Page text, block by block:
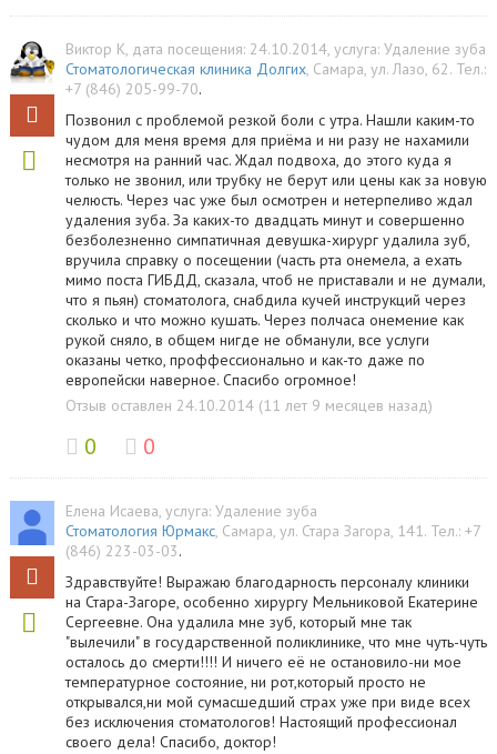
Виктор К, дата посещения: 24.10.2014, услуга: Удаление зуба
Стоматологическая клиника Долгих, Самара, ул. Лазо, 62. Тел.:
+7 (846) 205-99-70.
Позвонил с проблемой резкой боли с утра. Нашли каким-то
чудом для меня время для приёма и ни разу не нахамили
несмотря на ранний час. Ждал подвоха, до этого куда я
только не звонил, или трубку не берут или цены как за новую
челюсть. Через час уже был осмотрен и нетерпеливо ждал
удаления зуба. За каких-то двадцать минут и совершенно
безболезненно симпатичная девушка-хирург удалила зуб,
вручила справку о посещении (часть рта онемела, а ехать
мимо поста ГИБДД, сказала, чтоб не приставали и не думали,
что я пьян) стоматолога, снабдила кучей инструкций через
сколько и что можно кушать. Через полчаса онемение как
рукой сняло, в общем нигде не обманули, все услуги
оказаны четко, проффессионально и как-то даже по
европейски наверное. Спасибо огромное!
Отзыв оставлен 24.10.2014 (11 лет 9 месяцев назад)
0 0
Елена Исаева, услуга: Удаление зуба
Стоматология Юрмакс, Самара, ул. Стара Загора, 141. Тел.: +7
(846) 223-03-03.
Здравствуйте! Выражаю благодарность персоналу клиники
на Стара-Загоре, особенно хирургу Мельниковой Екатерине
Сергеевне. Она удалила мне зуб, который мне так
"вылечили" в государственной поликлинике, что мне чуть-чуть
осталось до смерти!!!! И ничего её не остановило-ни мое
температурное состояние, ни рот,который просто не
открывался,ни мой сумасшедший страх уже при виде всех
без исключения стоматологов! Настоящий профессионал
своего дела! Спасибо, доктор!